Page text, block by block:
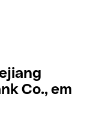
Co., em